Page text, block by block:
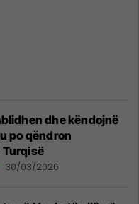
dhe këndojnë
po qëndron
Turqisë
30/03/2026